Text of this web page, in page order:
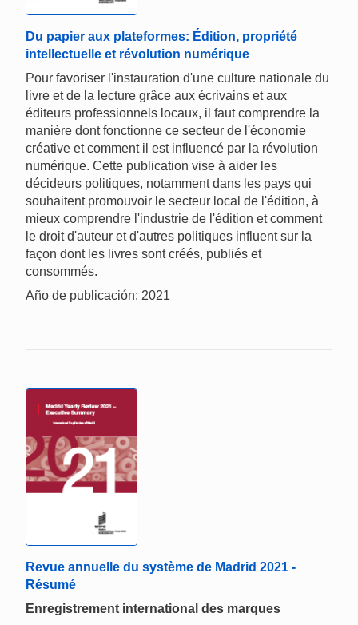
Du papier aux plateformes: Édition, propriété
intellectuelle et révolution numérique
Pour favoriser l'instauration d'une culture nationale du
livre et de la lecture grâce aux écrivains et aux
éditeurs professionnels locaux, il faut comprendre la
manière dont fonctionne ce secteur de l'économie
créative et comment il est influencé par la révolution
numérique. Cette publication vise à aider les
décideurs politiques, notamment dans les pays qui
souhaitent promouvoir le secteur local de l'édition, à
mieux comprendre l'industrie de l'édition et comment
le droit d'auteur et d'autres politiques influent sur la
façon dont les livres sont créés, publiés et
consommés.
Año de publicación: 2021
Revue annuelle du système de Madrid 2021 -
Résumé
Enregistrement international des marques